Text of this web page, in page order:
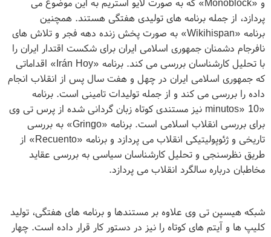
و «Monoblock» که به صورت لایو استریم به این موضوع می
پردازد، از جمله برنامه های تولیدی هفتگی هستند. همچنین
برنامه «Wikihispan» به صورت پخش زنده دهه فجر و تلاش های
نافرجام دشمنان جمهوری اسلامی ایران برای شکست اقتدار ایران را
با تحلیل کارشناسان بررسی می کند. برنامه «Irán Hoy» اقداماتی
که جمهوری اسلامی ایران در چهل و هفت سال پس از انقلاب انجام
داده را بررسی می کند و از جمله تولیدات تامینی است. برنامه
«10
minutos» نیز مستندی کوتاه زبان گردانی شده از پرس تی وی
برای بررسی انقلاب اسلامی است. برنامه «Gringo» به بررسی
تاریخی و ژئوپولیتیکی انقلاب می پردازد و برنامه «Recuento» از
طریق نظرسنجی و تحلیل کارشناسان سیاسی به بررسی عقاید
مخاطبان درباره سالگرد انقلاب می پردازد.
شبکه هیسپن تی وی علاوه بر مستندها و برنامه های هفتگی، تولید
کلیپ ها و آیتم های کوتاه را نیز در دستور کار قرار داده است. چهار